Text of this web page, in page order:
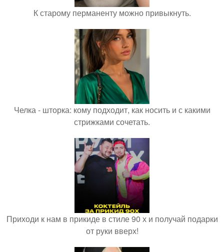
К старому перманенту можно привыкнуть.
Челка - шторка: кому подходит, как носить и с какими
стрижками сочетать.
Приходи к нам в прикиде в стиле 90 х и получай подарки
от руки вверх!